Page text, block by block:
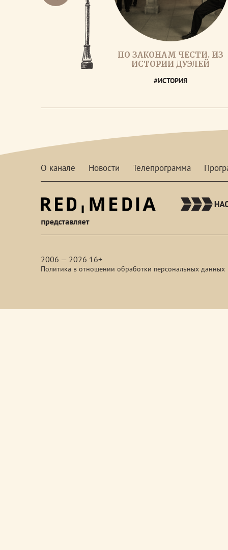
ПО ЗАКОНАМ ЧЕСТИ. ИЗ
ИСТОРИИ ДУЭЛЕЙ
#ИСТОРИЯ
О канале Новости Телепрограмма
2006 — 2026 16+
Политика в отношении обработки персональных данных